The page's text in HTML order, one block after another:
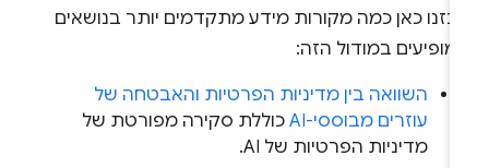
כאן כמה מקורות מידע מתקדמים יותר בנושאים
במודול הזה:
השוואה בין מדיניות הפרטיות והאבטחה של
עוזרים מבוססי-AI
כוללת סקירה מפורטת של
מדיניות הפרטיות של AI.